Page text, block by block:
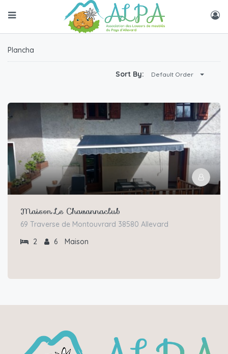
Plancha
Sort By: Default Order
Maison Le Chavannaclub
69 Traverse de Montouvrard 38580 Allevard
2
6 Maison